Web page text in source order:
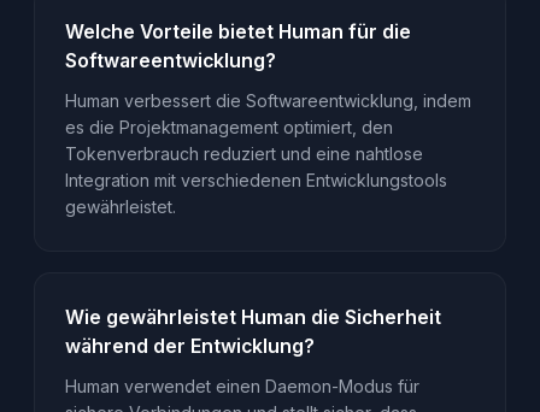
Welche Vorteile bietet Human für die
Softwareentwicklung?
Human verbessert die Softwareentwicklung, indem
es die Projektmanagement optimiert, den
Tokenverbrauch reduziert und eine nahtlose
Integration mit verschiedenen Entwicklungstools
gewährleistet.
Wie gewährleistet Human die Sicherheit
während der Entwicklung?
Human verwendet einen Daemon-Modus für